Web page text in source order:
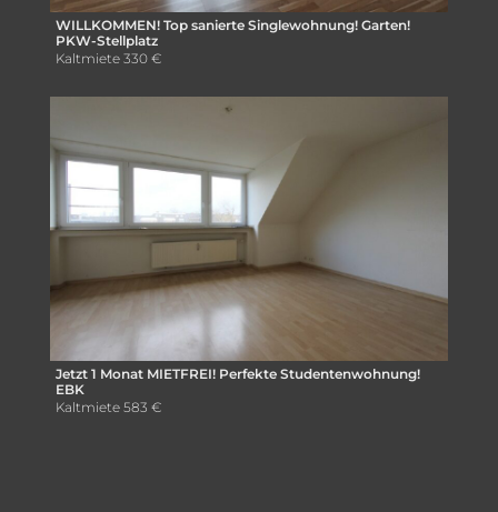
WILLKOMMEN! Top sanierte Singlewohnung! Garten!
PKW-Stellplatz
Kaltmiete 330 €
Jetzt 1 Monat MIETFREI! Perfekte Studentenwohnung!
EBK
Kaltmiete 583 €